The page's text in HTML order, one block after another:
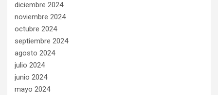
diciembre 2024
noviembre 2024
octubre 2024
septiembre 2024
agosto 2024
julio 2024
junio 2024
mayo 2024